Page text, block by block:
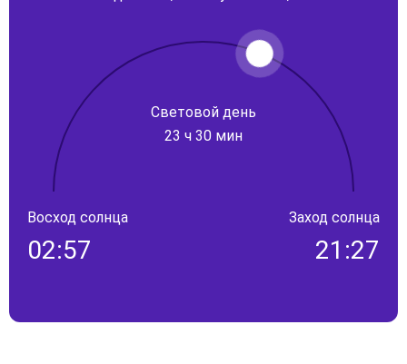
Световой день
23 ч 30 мин
Восход солнца
02:57
Заход солнца
21:27